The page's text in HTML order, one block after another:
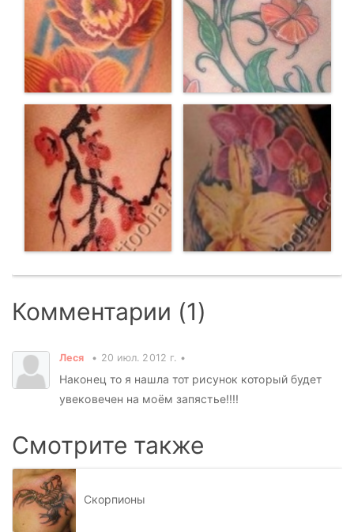
Комментарии (1)
Леся 20 июл. 2012 г.
Наконец то я нашла тот рисунок который будет
увековечен на моём запястье!!!!
Смотрите также
Скорпионы